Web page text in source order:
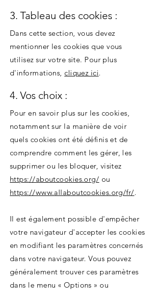
3. Tableau des cookies :
Dans cette section, vous devez
mentionner les cookies que vous
utilisez sur votre site. Pour plus
d'informations,cliquez ici.
4. Vos choix :
Pour en savoir plus sur les cookies,
notamment sur la manière de voir
quels cookies ont été définis et de
comprendre comment les gérer, les
supprimer ou les bloquer, visitez
https://aboutcookies.org/ ou
https://www.allaboutcookies.org/fr/.
Il est également possible d'empêcher
votre navigateur d'accepter les cookies
en modifiant les paramètres concernés
dans votre navigateur. Vous pouvez
généralement trouver ces paramètres
dans le menu « Options » ou